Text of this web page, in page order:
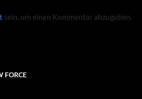
sein, um einen Kommentar abzugeben.
FORCE